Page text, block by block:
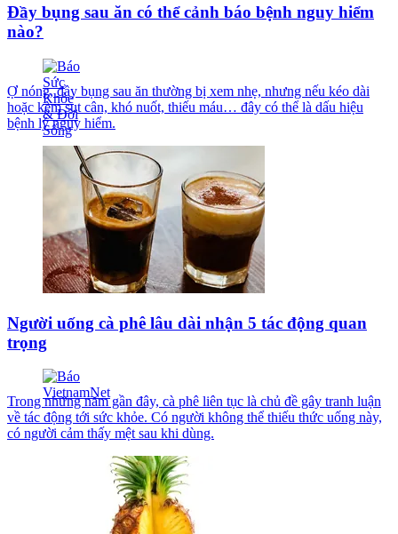
Đầy bụng sau ăn có thể cảnh báo bệnh nguy hiểm
nào?
Ợ nóng, đầy bụng sau ăn thường bị xem nhẹ, nhưng nếu kéo dài
hoặc kèm sụt cân, khó nuốt, thiếu máu… đây có thể là dấu hiệu
bệnh lý nguy hiểm.
Người uống cà phê lâu dài nhận 5 tác động quan
trọng
Trong những năm gần đây, cà phê liên tục là chủ đề gây tranh luận
về tác động tới sức khỏe. Có người không thể thiếu thức uống này,
có người cảm thấy mệt sau khi dùng.